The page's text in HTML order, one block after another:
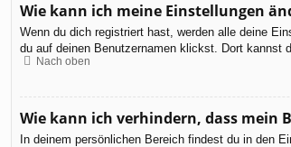
Wie kann ich meine Einstellungen
Wenn du dich registriert hast, werden alle deine
du auf deinen Benutzernamen klickst. Dort kannst
Nach oben
Wie kann ich verhindern, dass mein
In deinem persönlichen Bereich findest du in den